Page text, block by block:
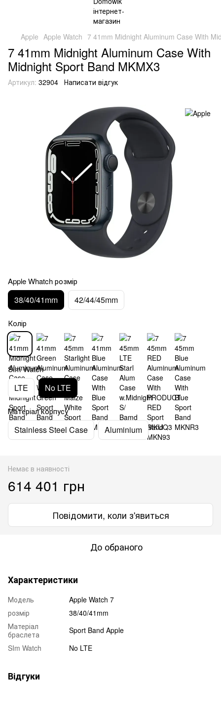
Apple Apple Watch 7 41mm Midnight Aluminum Case With
7 41mm Midnight Aluminum Case With
Midnight Sport Band MKMX3
Артикул: 32904 Написати відгук
Apple Whatch розмір
38/40/41mm 42/44/45mm
Колір
SIm Watch
LTE No LTE
Матеріал корпусу
Stainless Steel Case Aluminium
Немає в наявності
614 401 грн
Повідомити, коли з'явиться
До обраного
Характеристики
Модель
Apple Watch 7
розмір
38/40/41mm
Матеріал
браслета
Sport Band Apple
SIm Watch
No LTE
Відгуки